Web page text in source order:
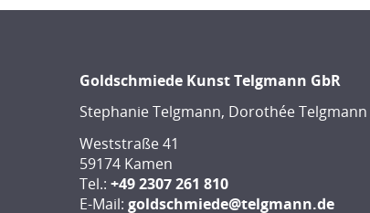
Goldschmiede Kunst Telgmann GbR
Stephanie Telgmann, Dorothée Telgmann
Weststraße 41
59174 Kamen
Tel.: +49 2307 261 810
E-Mail: goldschmiede@telgmann.de